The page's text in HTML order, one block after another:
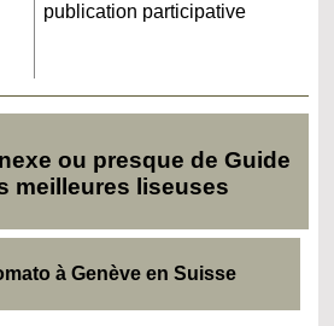
publication participative
ou presque de Guide
meilleures liseuses
à Genève en Suisse